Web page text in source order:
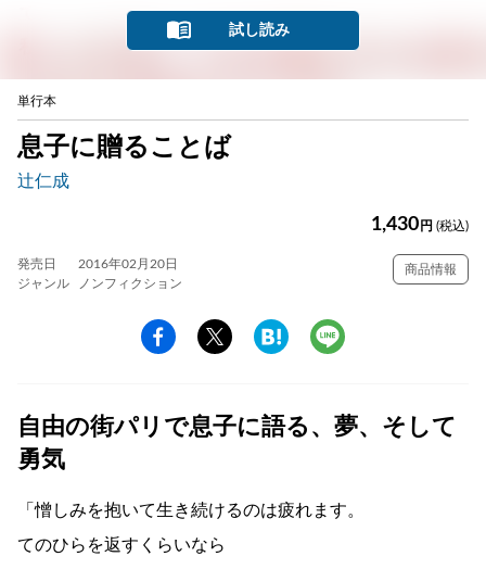
試し読み
単行本
息子に贈ることば
辻仁成
1,430 円 (税込)
発売日
2016年02月20日
ジャンル
ノンフィクション
商品情報
自由の街パリで息子に語る、夢、そして
勇気
「憎しみを抱いて生き続けるのは疲れます。
てのひらを返すくらいなら